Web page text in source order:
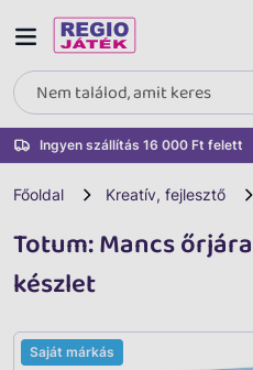
Ingyen szállítás 16 000 Ft felett
Főoldal Kreatív, fejlesztő
Totum: Mancs
készlet
Saját márkás